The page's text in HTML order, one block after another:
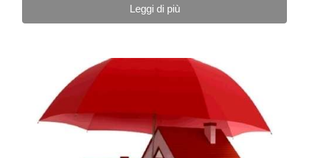
Leggi di più